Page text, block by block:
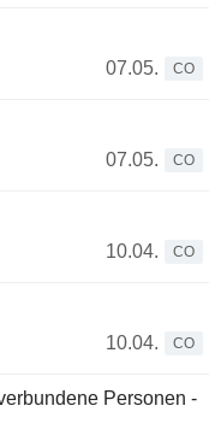
07.05.
CO
07.05.
CO
10.04.
CO
10.04.
CO
Personen -